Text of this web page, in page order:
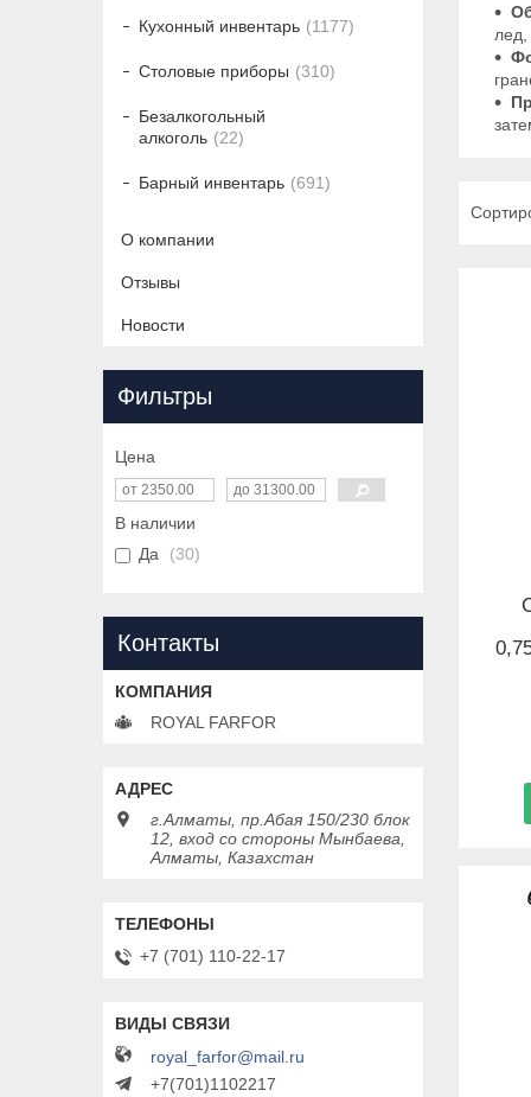
Кухонный инвентарь 1177
Столовые приборы 310
Безалкогольный
алкоголь
22
Барный инвентарь 691
О компании
Отзывы
Новости
Фильтры
Цена
В наличии
Да
30
Контакты
ROYAL FARFOR
г.Алматы, пр.Абая 150/230 блок
12, вход со стороны Мынбаева,
Алматы, Казахстан
+7 (701) 110-22-17
royal_farfor@mail.ru
+7(701)1102217